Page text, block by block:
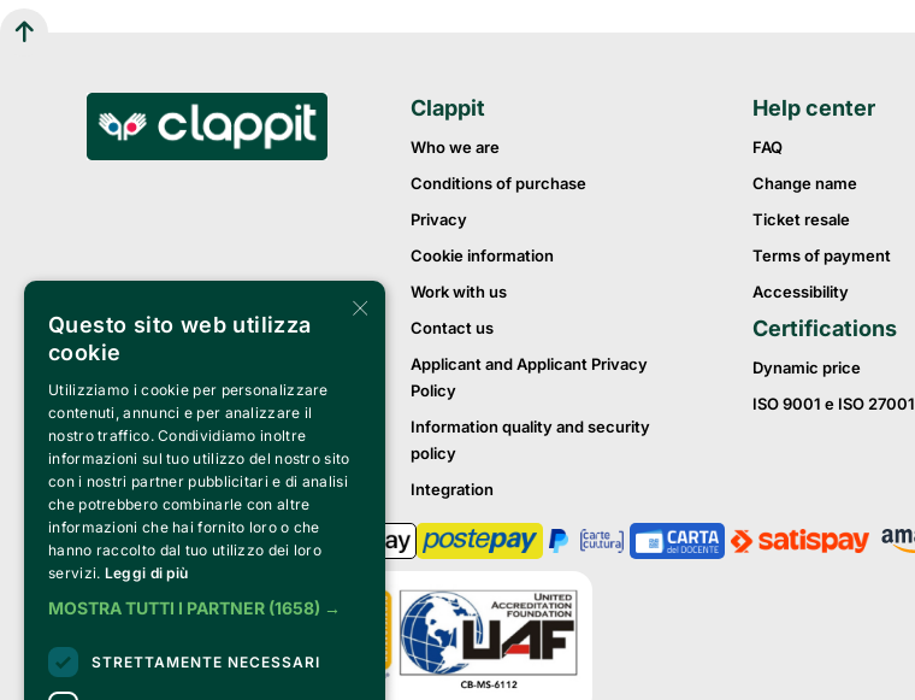
Clappit
Who we are
Conditions of purchase
Privacy
Cookie information
Work with us
Contact us
Applicant and Applicant Privacy
Policy
Information quality and security
policy
Integration
Help center
FAQ
Change name
Ticket resale
Terms of payment
Accessibility
Certifications
Dynamic price
ISO 9001 e ISO 27001
×
Questo sito web utilizza
cookie
Utilizziamo i cookie per personalizzare
contenuti, annunci e per analizzare il
nostro traffico. Condividiamo inoltre
informazioni sul tuo utilizzo del nostro sito
con i nostri partner pubblicitari e di analisi
che potrebbero combinarle con altre
informazioni che hai fornito loro o che
hanno raccolto dal tuo utilizzo dei loro
servizi. Leggi di più
MOSTRA TUTTI I PARTNER (1658) →
STRETTAMENTE NECESSARI